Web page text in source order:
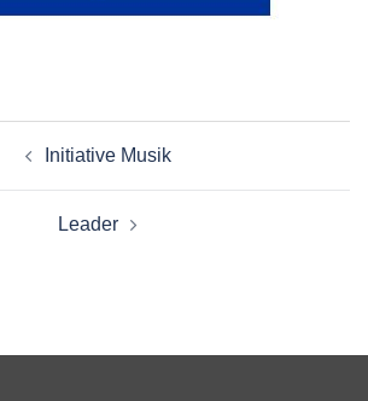
Initiative Musik
Leader